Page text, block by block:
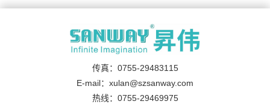
传真：0755-29483115
E-mail：xulan@szsanway.com
热线：0755-29469975